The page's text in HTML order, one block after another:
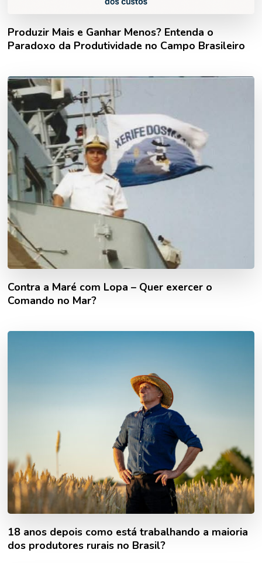
Produzir Mais e Ganhar Menos? Entenda o
Paradoxo da Produtividade no Campo Brasileiro
Contra a Maré com Lopa – Quer exercer o
Comando no Mar?
18 anos depois como está trabalhando a maioria
dos produtores rurais no Brasil?